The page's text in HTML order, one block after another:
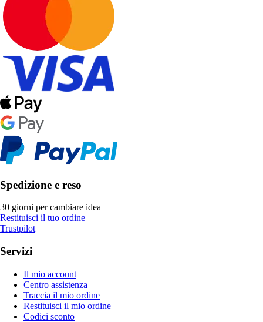
Spedizione e reso
30 giorni per cambiare idea
Restituisci il tuo ordine
Trustpilot
Servizi
Il mio account
Centro assistenza
Traccia il mio ordine
Restituisci il mio ordine
Codici sconto